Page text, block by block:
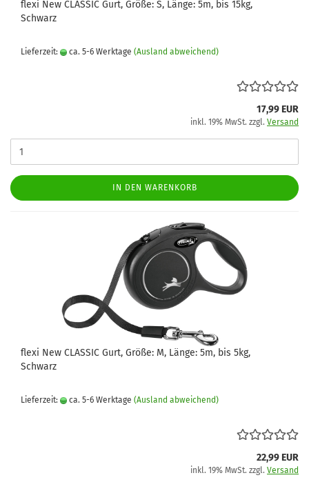
flexi New CLASSIC Gurt, Größe: S, Länge: 5m, bis 15kg,
Schwarz
Lieferzeit: ca. 5-6 Werktage (Ausland abweichend)
17,99 EUR
inkl. 19% MwSt. zzgl. Versand
IN DEN WARENKORB
flexi New CLASSIC Gurt, Größe: M, Länge: 5m, bis 5kg,
Schwarz
Lieferzeit: ca. 5-6 Werktage (Ausland abweichend)
22,99 EUR
inkl. 19% MwSt. zzgl. Versand